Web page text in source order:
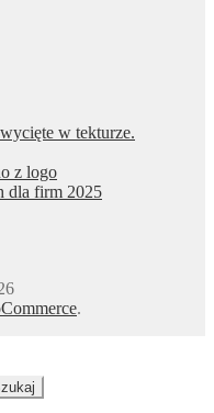
w tekturze.
z logo
dla firm 2025
.